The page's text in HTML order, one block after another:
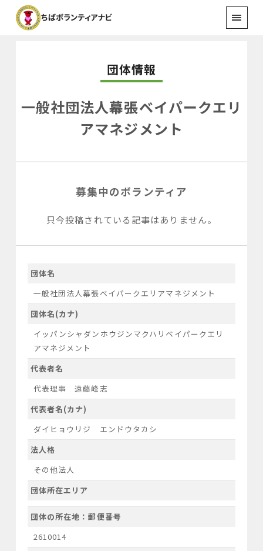
団体情報
一般社団法人幕張ベイパークエリ
アマネジメント
募集中のボランティア
只今投稿されている記事はありません。
団体名
一般社団法人幕張ベイパークエリアマネジメント
団体名(カナ)
イッパンシャダンホウジンマクハリベイパークエリ
アマネジメント
代表者名
代表理事 遠藤峰志
代表者名(カナ)
ダイヒョウリジ エンドウタカシ
法人格
その他法人
団体所在エリア
団体の所在地：郵便番号
2610014